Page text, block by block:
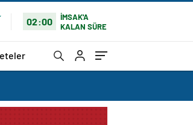
02:00
İMSAK'A
KALAN SÜRE